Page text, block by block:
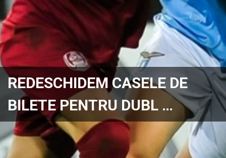
REDESCHIDEM CASELE DE
BILETE PENTRU DUBL …